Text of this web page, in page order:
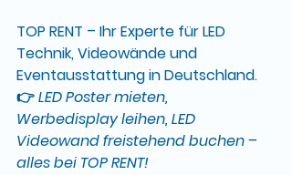
TOP RENT – Ihr Experte für LED
Technik, Videowände und
Eventausstattung in Deutschland.
👉 LED Poster mieten,
Werbedisplay leihen, LED
Videowand freistehend buchen –
alles bei TOP RENT!